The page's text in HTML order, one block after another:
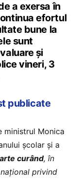
a exersa în
efortul
bune la
sunt
și
vineri, 3
publicate
ministrul Monica
școlar și a
curând, în
privind